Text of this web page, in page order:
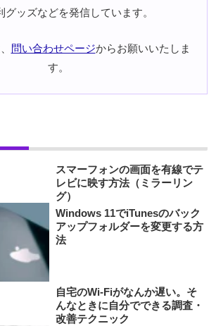
グッズなどを発信しています。
問い合わせページからお願いいたしま
す。
スマーフォンの画面を有線でテ
レビに映す方法（ミラーリン
グ）
Windows 11でiTunesのバック
アップフォルダーを変更する方
法
自宅のWi-Fiがなんか遅い。そ
んなときに自分でできる調査・
改善テクニック